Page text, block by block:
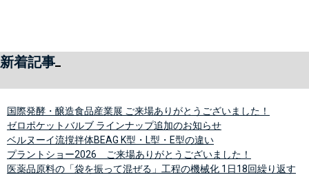
新着記事
国際発酵・醸造食品産業展 ご来場ありがとうございました！
ゼロポケットバルブ ラインナップ追加のお知らせ
ベルヌーイ流撹拌体BEAG K型・L型・E型の違い
プラントショー2026 ご来場ありがとうございました！
医薬品原料の「袋を振って混ぜる」工程の機械化 1日18回繰り返す